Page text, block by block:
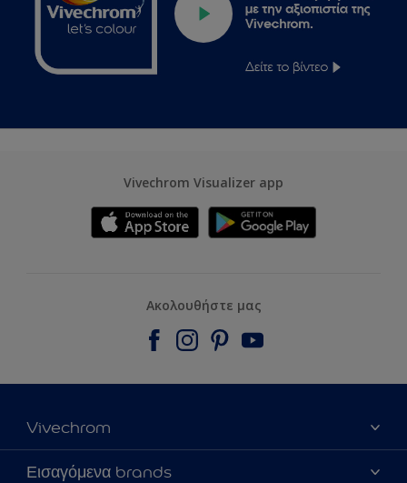
Vivechrom Visualizer app
Ακολουθήστε μας
Vivechrom
Εύρεση Καταστήματος
Εισαγόμενα brands